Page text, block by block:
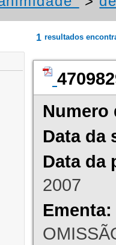
1 resultados
Numero
Data da
Data da
2007
Ementa: